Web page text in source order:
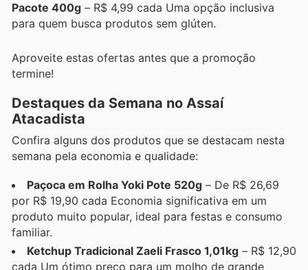
Pacote 400g – R$ 4,99 cada Uma opção inclusiva
para quem busca produtos sem glúten.
Aproveite estas ofertas antes que a promoção
termine!
Destaques da Semana no Assaí
Atacadista
Confira alguns dos produtos que se destacam nesta
semana pela economia e qualidade:
Paçoca em Rolha Yoki Pote 520g – De R$ 26,69
por R$ 19,90 cada Economia significativa em um
produto muito popular, ideal para festas e consumo
familiar.
Ketchup Tradicional Zaeli Frasco 1,01kg – R$ 12,90
cada Um ótimo preço para um molho de grande